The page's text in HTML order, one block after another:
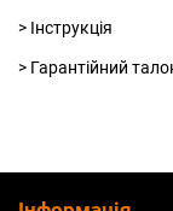
> Інструкція
> Гарантійний